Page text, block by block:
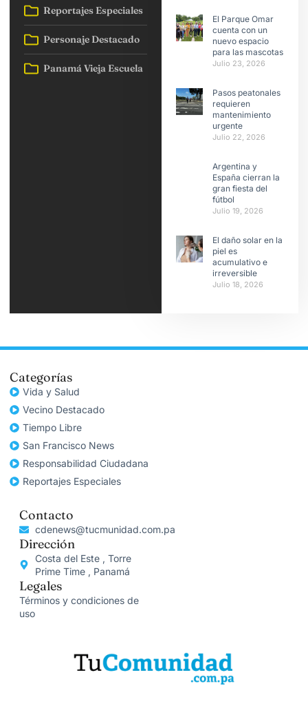
Reportajes Especiales
Personaje Destacado
Panamá Vieja Escuela
El Parque Omar
cuenta con un
nuevo espacio
para las mascotas
Julio 23, 2026
Pasos peatonales
requieren
mantenimiento
urgente
Julio 22, 2026
Argentina y
España cierran la
gran fiesta del
fútbol
Julio 19, 2026
El daño solar en la
piel es
acumulativo e
irreversible
Julio 18, 2026
Categorías
Vida y Salud
Vecino Destacado
Tiempo Libre
San Francisco News
Responsabilidad Ciudadana
Reportajes Especiales
Contacto
cdenews@tucmunidad.com.pa
Dirección
Costa del Este , Torre
Prime Time , Panamá
Legales
Términos y condiciones de
uso